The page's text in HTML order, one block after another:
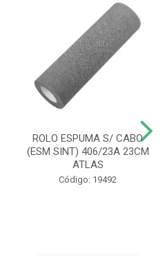
ROLO ESPUMA S/ CABO
(ESM SINT) 406/23A 23CM
ATLAS
Código: 19492